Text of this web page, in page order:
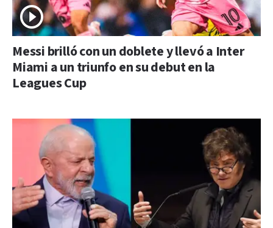
Messi brilló con un doblete y llevó a Inter
Miami a un triunfo en su debut en la
Leagues Cup